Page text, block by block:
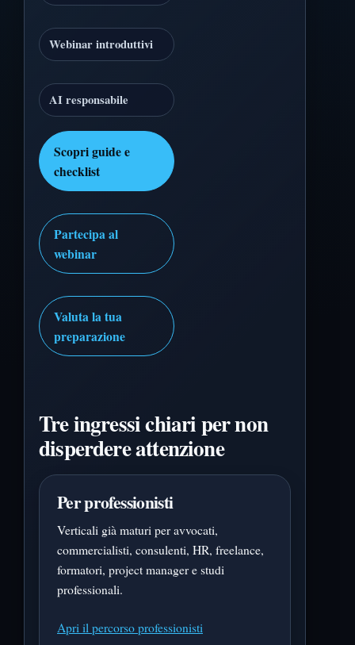
Webinar introduttivi
AI responsabile
Scopri guide e
checklist
Partecipa al
webinar
Valuta la tua
preparazione
Tre ingressi chiari per non
disperdere attenzione
Per professionisti
Verticali già maturi per avvocati,
commercialisti, consulenti, HR, freelance,
formatori, project manager e studi
professionali.
Apri il percorso professionisti